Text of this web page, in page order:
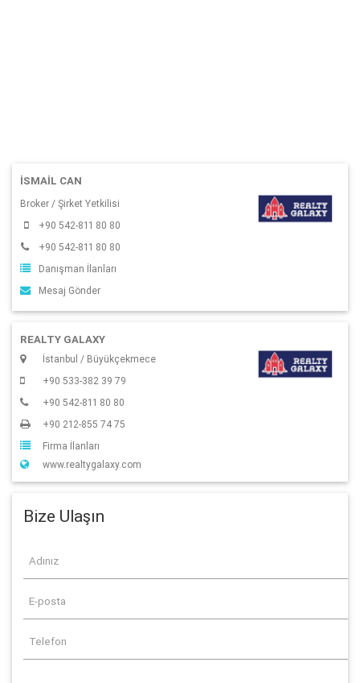
İSMAIL CAN
Broker / Şirket Yetkilisi
+90 542-811 80 80
+90 542-811 80 80
Danışman İlanları
Mesaj Gönder
REALTY GALAXY
İstanbul / Büyükçekmece
+90 533-382 39 79
+90 542-811 80 80
+90 212-855 74 75
Firma İlanları
www.realtygalaxy.com
Bize Ulaşın